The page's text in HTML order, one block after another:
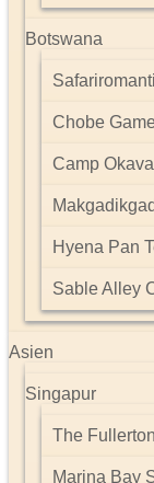
Botswana
Chobe
Camp
Hyena Pan
Sable Alley
Asien
Singapur
The
Marina Bay